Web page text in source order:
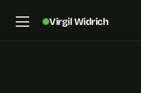
Virgil Widrich